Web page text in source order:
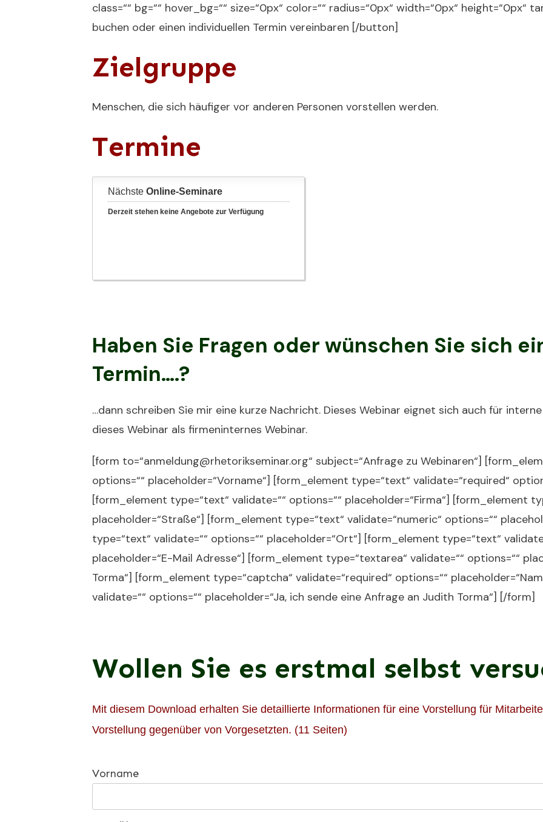
class=““ bg=““ hover_bg=““ size=“0px“ color=““ radius=“0px“ width=“0px“ height=“0px“
buchen oder einen individuellen Termin vereinbaren [/button]
Zielgruppe
Menschen, die sich häufiger vor anderen Personen vorstellen werden.
Termine
Haben Sie Fragen oder wünschen Sie sich
Termin….?
…dann schreiben Sie mir eine kurze Nachricht. Dieses Webinar eignet sich auch für
dieses Webinar als firmeninternes Webinar.
[form to=“anmeldung@rhetorikseminar.org“ subject=“Anfrage zu Webinaren“]
options=““ placeholder=“Vorname“] [form_element type=“text“ validate=“required“
[form_element type=“text“ validate=““ options=““ placeholder=“Firma“] [form_element
placeholder=“Straße“] [form_element type=“text“ validate=“numeric“ options=““
type=“text“ validate=““ options=““ placeholder=“Ort“] [form_element type=“text“
placeholder=“E-Mail Adresse“] [form_element type=“textarea“ validate=““ options=““
Torma“] [form_element type=“captcha“ validate=“required“ options=““
validate=““ options=““ placeholder=“Ja, ich sende eine Anfrage an Judith Torma“] [/form]
Wollen Sie es erstmal selbst
Mit diesem Download erhalten Sie detaillierte Informationen für eine Vorstellung für
Vorstellung gegenüber von Vorgesetzten. (11 Seiten)
Vorname